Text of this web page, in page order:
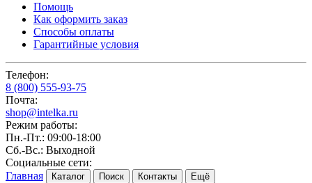
Помощь
Как оформить заказ
Способы оплаты
Гарантийные условия
Телефон:
8 (800) 555-93-75
Почта:
shop@intelka.ru
Режим работы:
Пн.-Пт.: 09:00-18:00
Сб.-Вс.: Выходной
Социальные сети:
Главная
Каталог Поиск Контакты Ещё